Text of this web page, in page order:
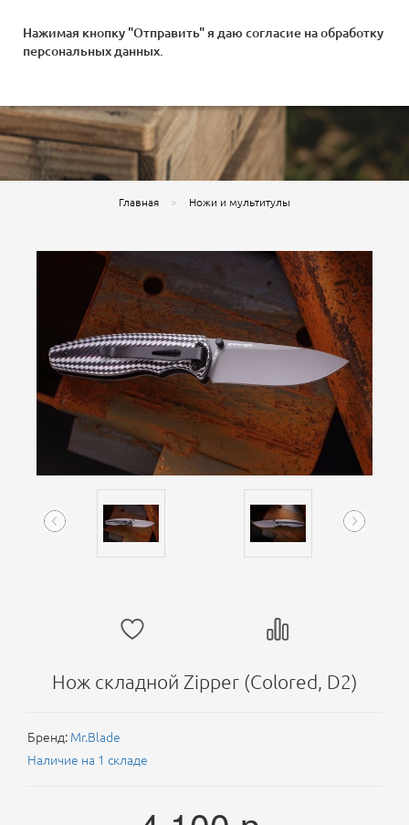
Нажимая кнопку "Отправить" я даю согласие наобработку
персональных данных
Главная Ножи и мультитулы
Нож складной Zipper (Colored, D2)
Бренд: Mr.Blade
Наличие на 1 складе